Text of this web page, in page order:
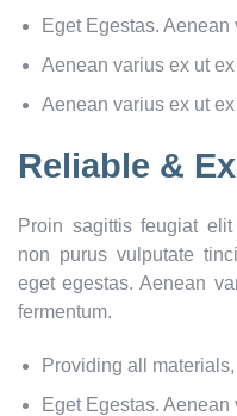
Eget Egestas.
Aenean varius ex ut
Aenean varius ex ut
Reliable &
Proin sagittis feugiat
non purus vulputate
eget egestas. Aenean
fermentum.
Providing all
Eget Egestas.